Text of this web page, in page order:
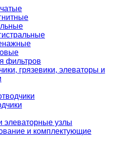
фильтров
грязевики, элеваторы и
элеваторные узлы
и комплектующие